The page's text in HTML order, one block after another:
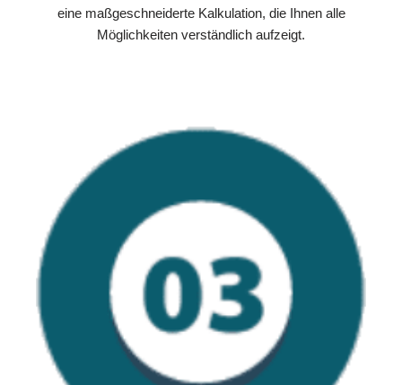
eine maßgeschneiderte Kalkulation, die Ihnen alle
Möglichkeiten verständlich aufzeigt.